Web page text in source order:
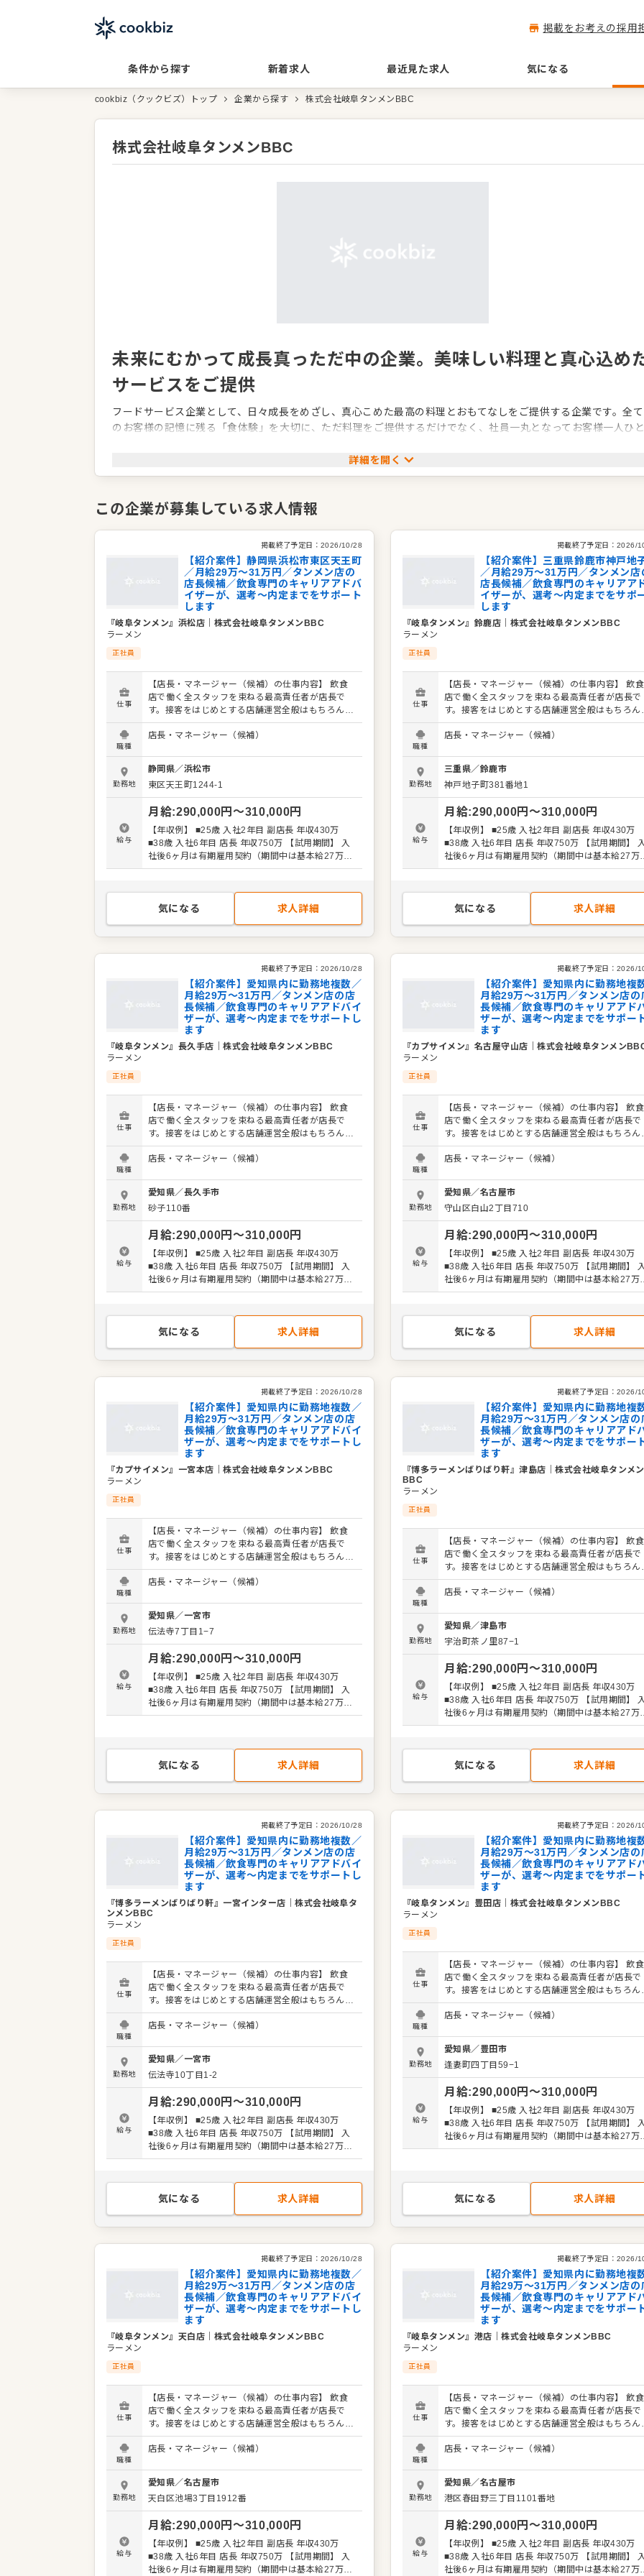
掲載をお考えの採用
条件から探す 新着求人 最近見た求人 気になる
cookbiz（クックビズ）トップ 企業から探す 株式会社岐阜タンメンBBC
株式会社岐阜タンメンBBC
未来にむかって成長真っただ中の企業。美味しい料理と真心込め
サービスをご提供
フードサービス企業として、日々成長をめざし、真心こめた最高の料理とおもてなしをご提供する企業です。全て
のお客様の記憶に残る「食体験」を大切に、ただ料理をご提供するだけでなく、社員一丸となってお客様一人ひと
変化の多い時代ですが、常に社会の一歩先を見据えたサービスを心がけ、お客様の幸せはもちろん、スタッフの
これからも「食」の安全を第一に、オリジナリティあふれる事業を展開していきたいと考えています。
ラーメン
事業内容
飲食店の経営
飲食店の経営コンサルティング
代表取締役 宇佐美 貴康
事業所
詳細を開く
この企業が募集している求人情報
掲載終了予定日： 2026/10/28
【紹介案件】静岡県浜松市東区天王町
／月給29万～31万円／タンメン店の
店長候補／飲食専門のキャリアアドバ
イザーが、選考～内定までをサポート
します
『岐阜タンメン』浜松店
株式会社岐阜タンメンBBC
ラーメン
正社員
仕事
【店長・マネージャー（候補）の仕事内容】 飲食
店で働く全スタッフを束ねる最高責任者が店長で
す。接客をはじめとする店舗運営全般はもちろん、
スタッフの育成やマネジメントといった重要な役割
を担います。また、販促イベントやキャンペーンの
補）として大きく飛躍されることを期待していま
す。 また、全体のオペレーション改善や構築もお任
せしますので、あなたならではのアイデアを積極的
に発信してください。 【具体的には…】 ・ホー
ル、キッチンの全体管理 ・予約管理、電話対応 ・
接客、サービス全般 ・スタッフへの指示出し、動
きの確認 ・売上管理、発注業務、在庫管理 ・スタ
で、徐々に業務の幅を広げていきましょう。現店長
をはじめ本部スタッフがあなたの成長をサポートし
ますので、店長経験がない方も安心してスタートで
もあり。独立をめざすなど、店舗運営のノウハウも
求人が気になった方は、エントリーいただくか『ク
ックビズ転職支援窓口』までお問合せください！
職種
店長・マネージャー（候補）
勤務地
静岡県／浜松市
東区天王町1244-1
給与
月給:290,000円〜310,000円
【年収例】 ■25歳 入社2年目 副店長 年収430万
■38歳 入社6年目 店長 年収750万 【試用期間】 入
社後6ヶ月は有期雇用契約（期間中は基本給27万＋
各手当） ※みなし残業40時間・深夜80時間
には別途特別手当を支給
気になる 求人詳細
掲載終了予定日： 2026/
【紹介案件】三重県鈴鹿市神戸地
／月給29万～31万円／タンメン店
店長候補／飲食専門のキャリアア
イザーが、選考～内定までをサポ
します
『岐阜タンメン』鈴鹿店
株式会社岐阜タンメンBBC
ラーメン
正社員
仕事
【店長・マネージャー（候補）の仕事内容】 飲食
店で働く全スタッフを束ねる最高責任者が店長で
す。接客をはじめとする店舗運営全般はもちろん
スタッフの育成やマネジメントといった重要な役
を担います。また、販促イベントやキャンペーン
補）として大きく飛躍されることを期待していま
す。 また、全体のオペレーション改善や構築もお
せしますので、あなたならではのアイデアを積極
に発信してください。 【具体的には…】 ・ホー
ル、キッチンの全体管理 ・予約管理、電話対応 ・
接客、サービス全般 ・スタッフへの指示出し、動
きの確認 ・売上管理、発注業務、在庫管理 ・スタ
で、徐々に業務の幅を広げていきましょう。現店
をはじめ本部スタッフがあなたの成長をサポート
ますので、店長経験がない方も安心してスタート
もあり。独立をめざすなど、店舗運営のノウハウ
求人が気になった方は、エントリーいただくか『
ックビズ転職支援窓口』までお問合せください！
職種
店長・マネージャー（候補）
勤務地
三重県／鈴鹿市
神戸地子町381番地1
給与
月給:290,000円〜310,000円
【年収例】 ■25歳 入社2年目 副店長 年収430万
■38歳 入社6年目 店長 年収750万 【試用期間】 入
社後6ヶ月は有期雇用契約（期間中は基本給27万＋
各手当） ※みなし残業40時間・深夜80時間
勤には別途特別手当を支給
気になる 求人詳細
掲載終了予定日： 2026/10/28
【紹介案件】愛知県内に勤務地複数／
月給29万～31万円／タンメン店の店
長候補／飲食専門のキャリアアドバイ
ザーが、選考～内定までをサポートし
ます
『岐阜タンメン』長久手店 ｜株式会社岐阜タンメンBBC
ラーメン
正社員
仕事
【店長・マネージャー（候補）の仕事内容】 飲食
店で働く全スタッフを束ねる最高責任者が店長で
す。接客をはじめとする店舗運営全般はもちろん、
スタッフの育成やマネジメントといった重要な役割
を担います。また、販促イベントやキャンペーンの
補）として大きく飛躍されることを期待していま
す。 また、全体のオペレーション改善や構築もお任
せしますので、あなたならではのアイデアを積極的
に発信してください。 【具体的には…】 ・ホー
ル、キッチンの全体管理 ・予約管理、電話対応 ・
接客、サービス全般 ・スタッフへの指示出し、動
きの確認 ・売上管理、発注業務、在庫管理 ・スタ
で、徐々に業務の幅を広げていきましょう。現店長
をはじめ本部スタッフがあなたの成長をサポートし
ますので、店長経験がない方も安心してスタートで
もあり。独立をめざすなど、店舗運営のノウハウも
求人が気になった方は、エントリーいただくか『ク
ックビズ転職支援窓口』までお問合せください！
職種
店長・マネージャー（候補）
勤務地
愛知県／長久手市
砂子110番
給与
月給:290,000円〜310,000円
【年収例】 ■25歳 入社2年目 副店長 年収430万
■38歳 入社6年目 店長 年収750万 【試用期間】 入
社後6ヶ月は有期雇用契約（期間中は基本給27万＋
各手当） ※みなし残業40時間・深夜80時間
勤には別途特別手当を支給
気になる 求人詳細
掲載終了予定日： 2026/
【紹介案件】愛知県内に勤務地複
月給29万～31万円／タンメン店の
長候補／飲食専門のキャリアアド
ザーが、選考～内定までをサポー
ます
『カプサイメン』名古屋守山店 ｜株式会社岐阜タンメン
ラーメン
正社員
仕事
【店長・マネージャー（候補）の仕事内容】 飲食
店で働く全スタッフを束ねる最高責任者が店長で
す。接客をはじめとする店舗運営全般はもちろん
スタッフの育成やマネジメントといった重要な役
を担います。また、販促イベントやキャンペーン
補）として大きく飛躍されることを期待していま
す。 また、全体のオペレーション改善や構築もお
せしますので、あなたならではのアイデアを積極
に発信してください。 【具体的には…】 ・ホー
ル、キッチンの全体管理 ・予約管理、電話対応 ・
接客、サービス全般 ・スタッフへの指示出し、動
きの確認 ・売上管理、発注業務、在庫管理 ・スタ
で、徐々に業務の幅を広げていきましょう。現店
をはじめ本部スタッフがあなたの成長をサポート
ますので、店長経験がない方も安心してスタート
もあり。独立をめざすなど、店舗運営のノウハウ
求人が気になった方は、エントリーいただくか『
ックビズ転職支援窓口』までお問合せください！
職種
店長・マネージャー（候補）
勤務地
愛知県／名古屋市
守山区白山2丁目710
給与
月給:290,000円〜310,000円
【年収例】 ■25歳 入社2年目 副店長 年収430万
■38歳 入社6年目 店長 年収750万 【試用期間】 入
社後6ヶ月は有期雇用契約（期間中は基本給27万＋
各手当） ※みなし残業40時間・深夜80時間
勤には別途特別手当を支給
気になる 求人詳細
掲載終了予定日： 2026/10/28
【紹介案件】愛知県内に勤務地複数／
月給29万～31万円／タンメン店の店
長候補／飲食専門のキャリアアドバイ
ザーが、選考～内定までをサポートし
ます
『カプサイメン』一宮本店 ｜株式会社岐阜タンメンBBC
ラーメン
正社員
仕事
【店長・マネージャー（候補）の仕事内容】 飲食
店で働く全スタッフを束ねる最高責任者が店長で
す。接客をはじめとする店舗運営全般はもちろん、
スタッフの育成やマネジメントといった重要な役割
を担います。また、販促イベントやキャンペーンの
補）として大きく飛躍されることを期待していま
す。 また、全体のオペレーション改善や構築もお任
せしますので、あなたならではのアイデアを積極的
に発信してください。 【具体的には…】 ・ホー
ル、キッチンの全体管理 ・予約管理、電話対応 ・
接客、サービス全般 ・スタッフへの指示出し、動
きの確認 ・売上管理、発注業務、在庫管理 ・スタ
をはじめ本部スタッフがあなたの成長をサポートし
ますので、店長経験がない方も安心してスタートで
求人が気になった方は、エントリーいただくか『ク
ックビズ転職支援窓口』までお問合せください！
職種
店長・マネージャー（候補）
勤務地
愛知県／一宮市
伝法寺7丁目1−7
給与
月給:290,000円〜310,000円
【年収例】 ■25歳 入社2年目 副店長 年収430万
■38歳 入社6年目 店長 年収750万 【試用期間】 入
社後6ヶ月は有期雇用契約（期間中は基本給27万＋
各手当） ※みなし残業40時間・深夜80時間
気になる 求人詳細
掲載終了予定日： 2026/
【紹介案件】愛知県内に勤務地複
月給29万～31万円／タンメン店の
長候補／飲食専門のキャリアアド
ザーが、選考～内定までをサポー
ます
『博多ラーメンばりばり軒』津島店 ｜株式会社岐阜タンメン
BBC
ラーメン
正社員
仕事
【店長・マネージャー（候補）の仕事内容】 飲食
店で働く全スタッフを束ねる最高責任者が店長で
す。接客をはじめとする店舗運営全般はもちろん
スタッフの育成やマネジメントといった重要な役
を担います。また、販促イベントやキャンペーン
補）として大きく飛躍されることを期待していま
す。 また、全体のオペレーション改善や構築もお
せしますので、あなたならではのアイデアを積極
に発信してください。 【具体的には…】 ・ホー
ル、キッチンの全体管理 ・予約管理、電話対応 ・
接客、サービス全般 ・スタッフへの指示出し、動
きの確認 ・売上管理、発注業務、在庫管理 ・スタ
で、徐々に業務の幅を広げていきましょう。現店
をはじめ本部スタッフがあなたの成長をサポート
ますので、店長経験がない方も安心してスタート
もあり。独立をめざすなど、店舗運営のノウハウ
求人が気になった方は、エントリーいただくか『
ックビズ転職支援窓口』までお問合せください！
職種
店長・マネージャー（候補）
勤務地
愛知県／津島市
宇治町茶ノ里87−1
給与
月給:290,000円〜310,000円
【年収例】 ■25歳 入社2年目 副店長 年収430万
■38歳 入社6年目 店長 年収750万 【試用期間】 入
社後6ヶ月は有期雇用契約（期間中は基本給27万＋
各手当） ※みなし残業40時間・深夜80時間
勤には別途特別手当を支給
気になる 求人詳細
掲載終了予定日： 2026/10/28
【紹介案件】愛知県内に勤務地複数／
月給29万～31万円／タンメン店の店
長候補／飲食専門のキャリアアドバイ
ザーが、選考～内定までをサポートし
ます
『博多ラーメンばりばり軒』一宮インター店 ｜株式会社岐阜タ
ンメンBBC
ラーメン
正社員
仕事
【店長・マネージャー（候補）の仕事内容】 飲食
店で働く全スタッフを束ねる最高責任者が店長で
す。接客をはじめとする店舗運営全般はもちろん、
スタッフの育成やマネジメントといった重要な役割
を担います。また、販促イベントやキャンペーンの
補）として大きく飛躍されることを期待していま
す。 また、全体のオペレーション改善や構築もお任
せしますので、あなたならではのアイデアを積極的
に発信してください。 【具体的には…】 ・ホー
ル、キッチンの全体管理 ・予約管理、電話対応 ・
接客、サービス全般 ・スタッフへの指示出し、動
きの確認 ・売上管理、発注業務、在庫管理 ・スタ
で、徐々に業務の幅を広げていきましょう。現店長
をはじめ本部スタッフがあなたの成長をサポートし
ますので、店長経験がない方も安心してスタートで
もあり。独立をめざすなど、店舗運営のノウハウも
求人が気になった方は、エントリーいただくか『ク
ックビズ転職支援窓口』までお問合せください！
職種
店長・マネージャー（候補）
勤務地
愛知県／一宮市
伝法寺10丁目1-2
給与
月給:290,000円〜310,000円
【年収例】 ■25歳 入社2年目 副店長 年収430万
■38歳 入社6年目 店長 年収750万 【試用期間】 入
社後6ヶ月は有期雇用契約（期間中は基本給27万＋
各手当） ※みなし残業40時間・深夜80時間
勤には別途特別手当を支給
気になる 求人詳細
掲載終了予定日： 2026/
【紹介案件】愛知県内に勤務地複
月給29万～31万円／タンメン店の
長候補／飲食専門のキャリアアド
ザーが、選考～内定までをサポー
ます
『岐阜タンメン』豊田店
株式会社岐阜タンメンBBC
ラーメン
正社員
仕事
【店長・マネージャー（候補）の仕事内容】 飲食
店で働く全スタッフを束ねる最高責任者が店長で
す。接客をはじめとする店舗運営全般はもちろん
スタッフの育成やマネジメントといった重要な役
を担います。また、販促イベントやキャンペーン
補）として大きく飛躍されることを期待していま
す。 また、全体のオペレーション改善や構築もお
せしますので、あなたならではのアイデアを積極
に発信してください。 【具体的には…】 ・ホー
ル、キッチンの全体管理 ・予約管理、電話対応 ・
接客、サービス全般 ・スタッフへの指示出し、動
きの確認 ・売上管理、発注業務、在庫管理 ・スタ
をはじめ本部スタッフがあなたの成長をサポート
ますので、店長経験がない方も安心してスタート
求人が気になった方は、エントリーいただくか『
ックビズ転職支援窓口』までお問合せください！
職種
店長・マネージャー（候補）
勤務地
愛知県／豊田市
逢妻町四丁目59−1
給与
月給:290,000円〜310,000円
【年収例】 ■25歳 入社2年目 副店長 年収430万
■38歳 入社6年目 店長 年収750万 【試用期間】 入
社後6ヶ月は有期雇用契約（期間中は基本給27万＋
各手当） ※みなし残業40時間・深夜80時間
気になる 求人詳細
掲載終了予定日： 2026/10/28
【紹介案件】愛知県内に勤務地複数／
月給29万～31万円／タンメン店の店
長候補／飲食専門のキャリアアドバイ
ザーが、選考～内定までをサポートし
ます
『岐阜タンメン』天白店
株式会社岐阜タンメンBBC
ラーメン
正社員
仕事
【店長・マネージャー（候補）の仕事内容】 飲食
店で働く全スタッフを束ねる最高責任者が店長で
す。接客をはじめとする店舗運営全般はもちろん、
スタッフの育成やマネジメントといった重要な役割
を担います。また、販促イベントやキャンペーンの
補）として大きく飛躍されることを期待していま
す。 また、全体のオペレーション改善や構築もお任
せしますので、あなたならではのアイデアを積極的
に発信してください。 【具体的には…】 ・ホー
ル、キッチンの全体管理 ・予約管理、電話対応 ・
接客、サービス全般 ・スタッフへの指示出し、動
きの確認 ・売上管理、発注業務、在庫管理 ・スタ
職種
店長・マネージャー（候補）
勤務地
愛知県／名古屋市
天白区池場3丁目1912番
給与
月給:290,000円〜310,000円
【年収例】 ■25歳 入社2年目 副店長 年収430万
■38歳 入社6年目 店長 年収750万 【試用期間】 入
社後6ヶ月は有期雇用契約（期間中は基本給27万＋
掲載終了予定日： 2026/
【紹介案件】愛知県内に勤務地複
月給29万～31万円／タンメン店の
長候補／飲食専門のキャリアアド
ザーが、選考～内定までをサポー
ます
『岐阜タンメン』港店 ｜株式会社岐阜タンメンBBC
ラーメン
正社員
仕事
【店長・マネージャー（候補）の仕事内容】 飲食
店で働く全スタッフを束ねる最高責任者が店長で
す。接客をはじめとする店舗運営全般はもちろん
スタッフの育成やマネジメントといった重要な役
を担います。また、販促イベントやキャンペーン
補）として大きく飛躍されることを期待していま
す。 また、全体のオペレーション改善や構築もお
せしますので、あなたならではのアイデアを積極
に発信してください。 【具体的には…】 ・ホー
ル、キッチンの全体管理 ・予約管理、電話対応 ・
接客、サービス全般 ・スタッフへの指示出し、動
きの確認 ・売上管理、発注業務、在庫管理 ・スタ
職種
店長・マネージャー（候補）
勤務地
愛知県／名古屋市
港区春田野三丁目1101番地
給与
月給:290,000円〜310,000円
【年収例】 ■25歳 入社2年目 副店長 年収430万
■38歳 入社6年目 店長 年収750万 【試用期間】 入
社後6ヶ月は有期雇用契約（期間中は基本給27万＋